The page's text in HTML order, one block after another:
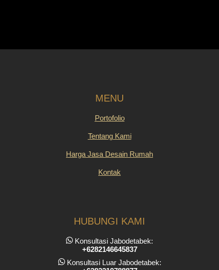
MENU
Portofolio
Tentang Kami
Harga Jasa Desain Rumah
Kontak
HUBUNGI KAMI
Konsultasi Jabodetabek:
+6282146645837
Konsultasi Luar Jabodetabek: